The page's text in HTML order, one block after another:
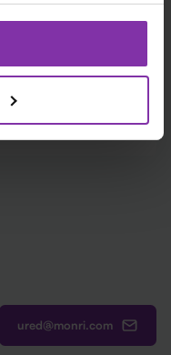
ured@monri.com